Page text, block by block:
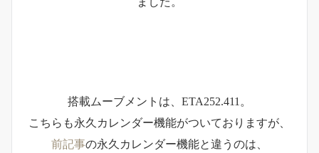
搭載ムーブメントは、ETA252.411。
こちらも永久カレンダー機能がついておりますが、
前記事の永久カレンダー機能と違うのは、